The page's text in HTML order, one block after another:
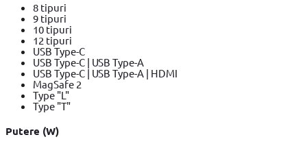
8 tipuri
9 tipuri
10 tipuri
12 tipuri
USB Type-C
USB Type-C | USB Type-A
USB Type-C | USB Type-A | HDMI
MagSafe 2
Type "L"
Type "T"
Putere (W)